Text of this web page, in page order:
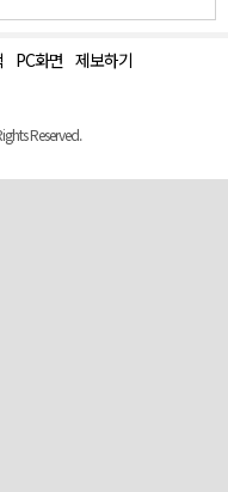
PC화면 제보하기
Reserved.